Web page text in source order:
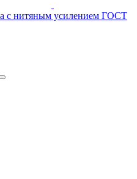
с нитяным усилением ГОСТ